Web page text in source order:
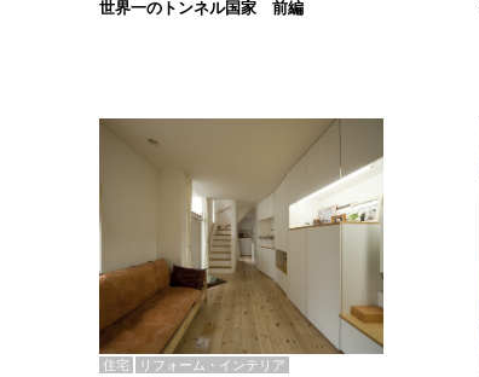
世界一のトンネル国家 前編
住宅 リフォーム・インテリア